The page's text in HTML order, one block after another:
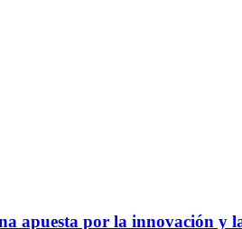
apuesta por la innovación y